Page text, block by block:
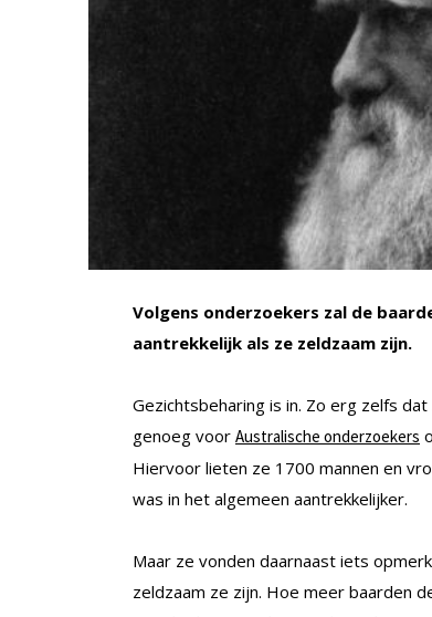
Volgens onderzoekers zal de
aantrekkelijk als ze zeldzaam zijn.
Gezichtsbeharing is in. Zo erg zelfs
genoeg voor Australische onderzoekers
Hiervoor lieten ze 1700 mannen en
was in het algemeen aantrekkelijker.
Maar ze vonden daarnaast iets
zeldzaam ze zijn. Hoe meer baarden